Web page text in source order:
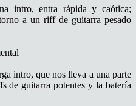
intro, entra rápida y caótica;
a un riff de guitarra pesado
intro, que nos lleva a una parte
de guitarra potentes y la batería